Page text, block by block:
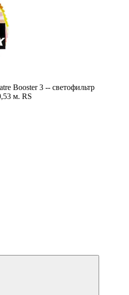
Booster 3 -- светофильтр
м. RS